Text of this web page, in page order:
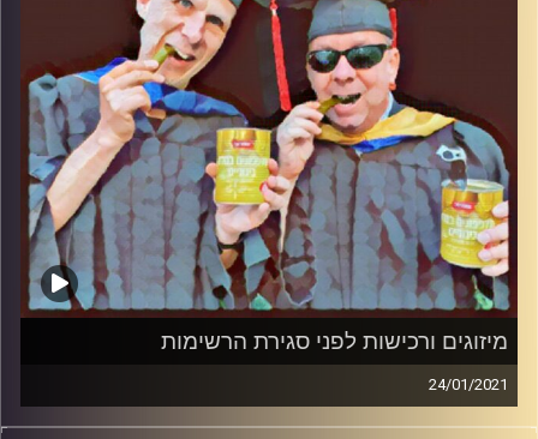
והפעם: חרדים מהחרדים
קרדיט תמונות:AudioVersity
מיזוגים ורכישות לפני סגירת הרשימות
24/01/2021
החמוצים – בפעם הרביעית